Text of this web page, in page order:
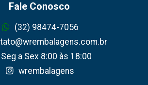
Fale Conosco
(32) 98474-7056
Seg a Sex 8:00 às 18:00
wrembalagens